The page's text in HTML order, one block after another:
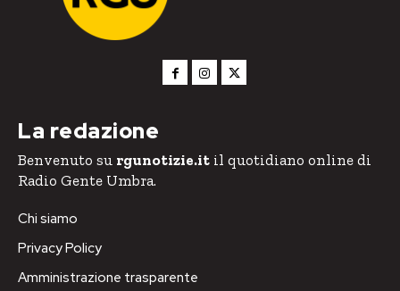
La redazione
Benvenuto su rgunotizie.it il quotidiano online di
Radio Gente Umbra.
Chi siamo
Privacy Policy
Amministrazione trasparente